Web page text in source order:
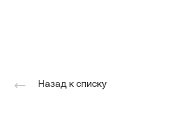
Назад к списку